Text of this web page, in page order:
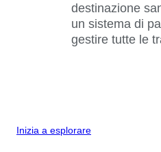
destinazione
un sistema di
gestire tutte le
Inizia a esplorare